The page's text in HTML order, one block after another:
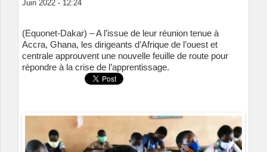
Juin 2022 - 12:24
(Equonet-Dakar) – A l’issue de leur réunion tenue à
Accra, Ghana, les dirigeants d’Afrique de l’ouest et
centrale approuvent une nouvelle feuille de route pour
répondre à la crise de l’apprentissage.